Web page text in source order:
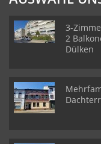
3-
2
Dülken